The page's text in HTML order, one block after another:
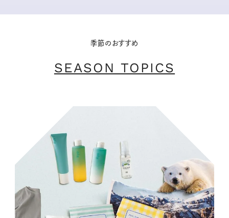
季節のおすすめ
SEASON TOPICS